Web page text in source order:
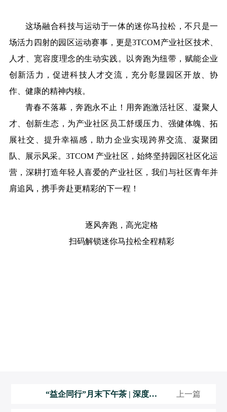
这场融合科技与运动于一体的迷你马拉松，不只是一
场活力四射的园区运动赛事，更是3TCOM产业社区技术、
人才、宽容度理念的生动实践。以奔跑为纽带，赋能企业
创新活力，促进科技人才交流，充分彰显园区开放、协
作、健康的精神内核。
青春不落幕，奔跑永不止！用奔跑激活社区、凝聚人
才、创新生态，为产业社区员工舒缓压力、强健体魄、拓
展社交、提升幸福感，助力企业实现跨界交流、凝聚团
队、展示风采。3TCOM 产业社区，始终坚持园区社区化运
营，深耕打造年轻人喜爱的产业社区，我们与社区青年并
肩追风，携手奔赴更精彩的下一程！
逐风奔跑，高光定格
扫码解锁迷你马拉松全程精彩
“益企同行”月末下午茶 | 深度走
上一篇